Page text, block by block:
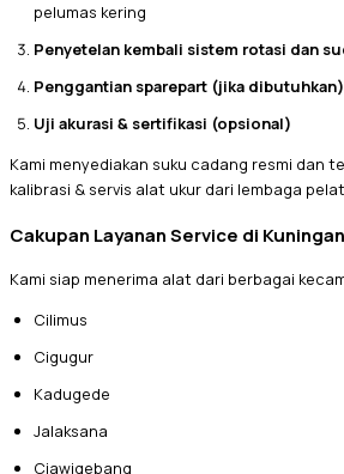
pelumas kering
Penyetelan kembali sistem rotasi dan
Penggantian sparepart (jika dibutuhkan)
Uji akurasi & sertifikasi (opsional)
Kami menyediakan suku cadang resmi dan
kalibrasi & servis alat ukur dari lembaga
Cakupan Layanan Service di Kuningan
Kami siap menerima alat dari berbagai
Cilimus
Cigugur
Kadugede
Jalaksana
Ciawigebang